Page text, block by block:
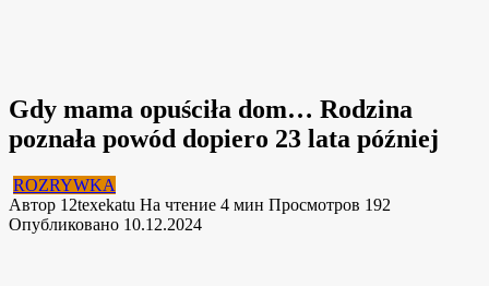
Gdy mama opuściła dom… Rodzina
poznała powód dopiero 23 lata później
ROZRYWKA
Автор 12texekatu На чтение 4 мин Просмотров 192
Опубликовано 10.12.2024